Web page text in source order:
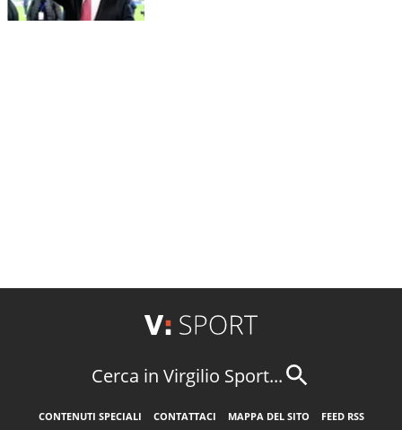
Cerca in Virgilio Sport...
CONTENUTI SPECIALI CONTATTACI MAPPA DEL SITO
FEED RSS